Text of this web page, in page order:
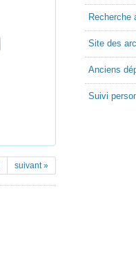
suivant »
Recherche
Site des
Anciens
Suivi